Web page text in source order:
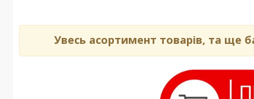
Увесь асортимент товарів, та ще